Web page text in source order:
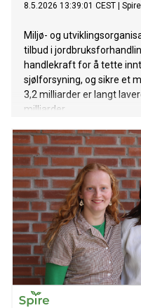
8.5.2026 13:39:01 CEST Spire
Miljø- og
tilbud i
handlekraft for å tette
sjølforsyning, og sikre et
3,2 milliarder er langt
milliarder.